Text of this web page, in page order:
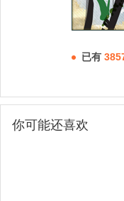
已有
你可能还喜欢